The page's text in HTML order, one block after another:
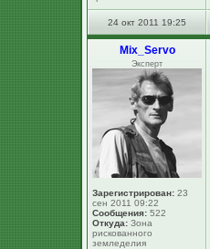
24 окт 2011 19:25
Mix_Servo
Эксперт
Зарегистрирован: 23
сен 2011 09:22
Сообщения: 522
Откуда: Зона
рискованного
земледелия